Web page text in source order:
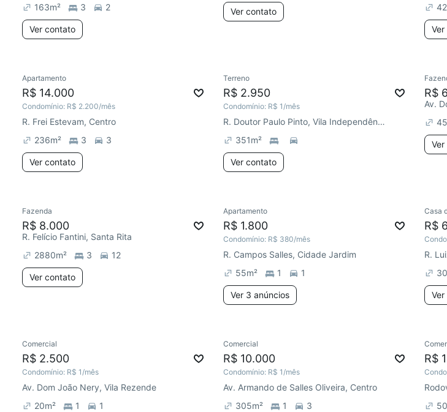
163m² 3 2
Ver contato
Ver contato
Apartamento
R$ 14.000
Condomínio: R$ 2.200/mês
R. Frei Estevam, Centro
236m² 3 3
Ver contato
Terreno
R$ 2.950
Condomínio: R$ 1/mês
R. Doutor Paulo Pinto, Vila Independência
351m²
Ver contato
R$
Fazenda
R$ 8.000
R. Felício Fantini, Santa Rita
2880m² 3 12
Ver contato
Apartamento
R$ 1.800
Condomínio: R$ 380/mês
R. Campos Salles, Cidade Jardim
55m² 1 1
Ver 3 anúncios
Casa
R$
Comercial
R$ 2.500
Condomínio: R$ 1/mês
Av. Dom João Nery, Vila Rezende
20m² 1 1
Comercial
R$ 10.000
Condomínio: R$ 1/mês
Av. Armando de Salles Oliveira, Centro
305m² 1 3
R$